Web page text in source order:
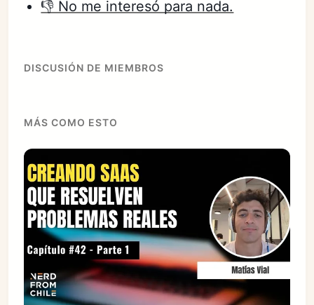
👎 No me interesó para nada.
DISCUSIÓN DE MIEMBROS
MÁS COMO ESTO